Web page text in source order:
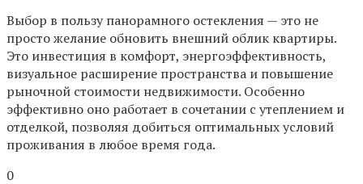
Выбор в пользу панорамного остекления — это не
просто желание обновить внешний облик квартиры.
Это инвестиция в комфорт, энергоэффективность,
визуальное расширение пространства и повышение
рыночной стоимости недвижимости. Особенно
эффективно оно работает в сочетании с утеплением и
отделкой, позволяя добиться оптимальных условий
проживания в любое время года.
0